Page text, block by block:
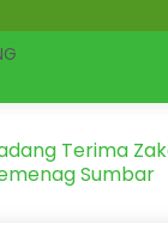
Terima
Sumbar